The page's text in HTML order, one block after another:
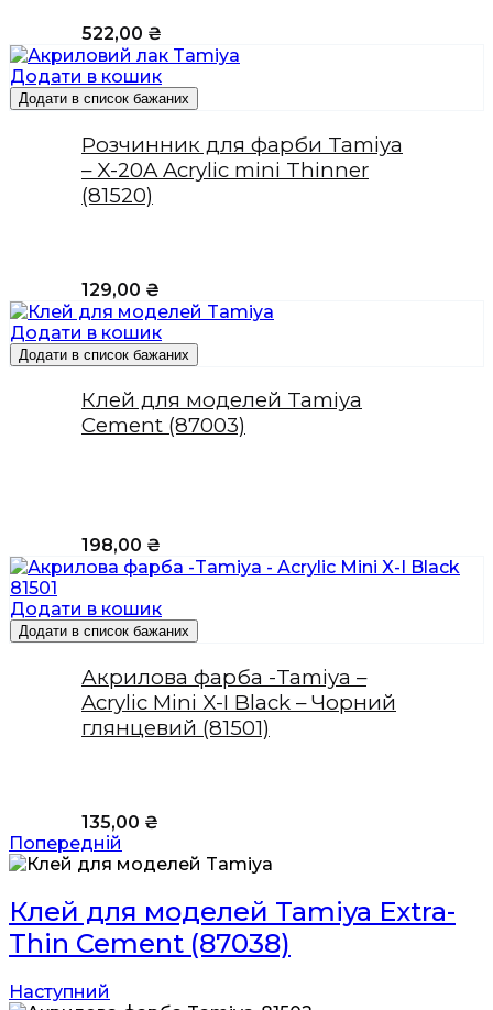
522,00 ₴
Додати в кошик
Додати в список бажаних
Розчинник для фарби Tamiya
– X-20A Acrylic mini Thinner
(81520)
129,00 ₴
Додати в кошик
Додати в список бажаних
Клей для моделей Tamiya
Cement (87003)
198,00 ₴
Додати в кошик
Додати в список бажаних
Акрилова фарба -Tamiya –
Acrylic Mini X-I Black – Чорний
глянцевий (81501)
135,00 ₴
Попередній
Клей для моделей Tamiya Extra-
Thin Cement (87038)
Наступний